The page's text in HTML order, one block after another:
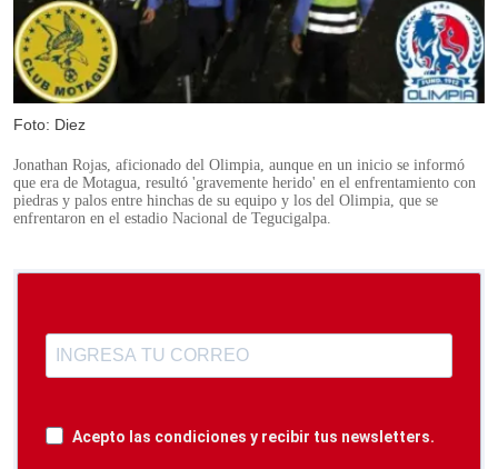
Foto: Diez
Jonathan Rojas, aficionado del Olimpia, aunque en un inicio se informó
que era de Motagua, resultó 'gravemente herido' en el enfrentamiento con
piedras y palos entre hinchas de su equipo y los del Olimpia, que se
enfrentaron en el estadio Nacional de Tegucigalpa.
Acepto las condiciones y recibir tus newsletters.